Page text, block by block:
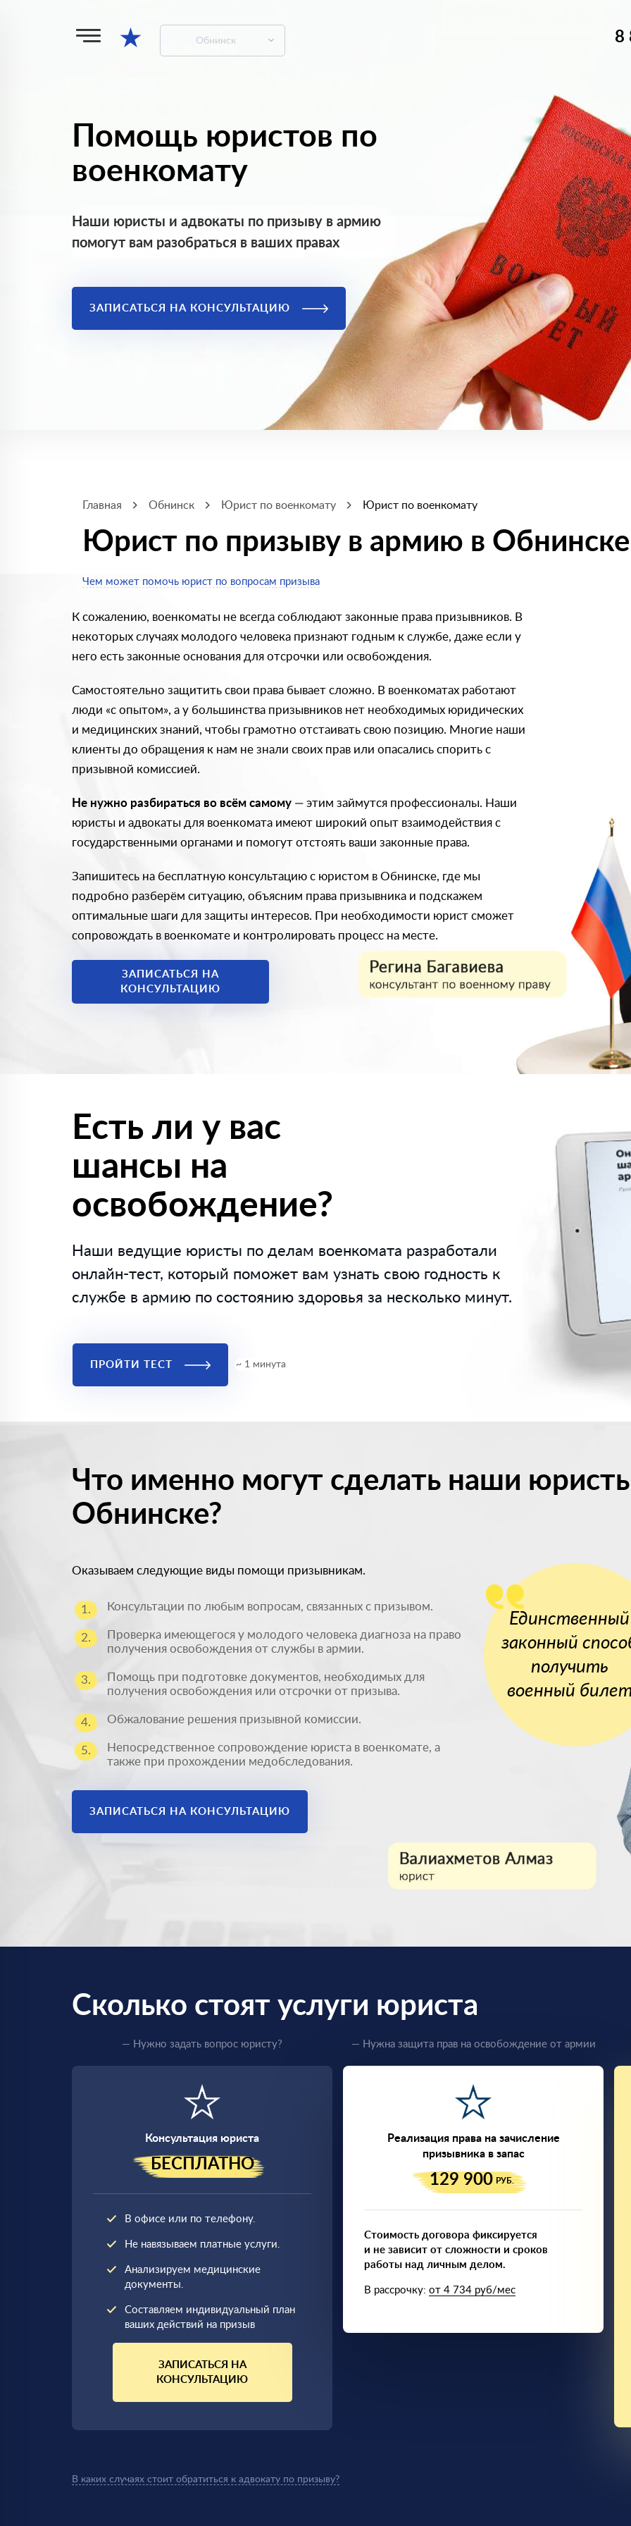
★ Обнинск 8
Помощь юристов по
военкомату
Наши юристы и адвокаты по призыву в армию
помогут вам разобраться в ваших правах
ЗАПИСАТЬСЯ НА КОНСУЛЬТАЦИЮ
Главная Обнинск Юрист по военкомату Юрист по военкомату
Юрист по призыву в армию в Обнинске
Чем может помочь юрист по вопросам призыва
К сожалению, военкоматы не всегда соблюдают законные права призывников. В
некоторых случаях молодого человека признают годным к службе, даже если у
него есть законные основания для отсрочки или освобождения.
Самостоятельно защитить свои права бывает сложно. В военкоматах работают
люди «с опытом», а у большинства призывников нет необходимых юридических
и медицинских знаний, чтобы грамотно отстаивать свою позицию. Многие наши
клиенты до обращения к нам не знали своих прав или опасались спорить с
призывной комиссией.
Не нужно разбираться во всём самому — этим займутся профессионалы. Наши
юристы и адвокаты для военкомата имеют широкий опыт взаимодействия с
государственными органами и помогут отстоять ваши законные права.
Запишитесь на бесплатную консультацию с юристом в Обнинске, где мы
подробно разберём ситуацию, объясним права призывника и подскажем
оптимальные шаги для защиты интересов. При необходимости юрист сможет
сопровождать в военкомате и контролировать процесс на месте.
ЗАПИСАТЬСЯ НА
КОНСУЛЬТАЦИЮ
Есть ли у вас
шансы на
освобождение?
Наши ведущие юристы по делам военкомата разработали
онлайн-тест, который поможет вам узнать свою годность к
службе в армию по состоянию здоровья за несколько минут.
ПРОЙТИ ТЕСТ ~ 1 минута
Что именно могут сделать наши
Обнинске?
Оказываем следующие виды помощи призывникам.
1. Консультации по любым вопросам, связанных с призывом.
2.
Проверка имеющегося у молодого человека диагноза на право
получения освобождения от службы в армии.
3.
Помощь при подготовке документов, необходимых для
получения освобождения или отсрочки от призыва.
4. Обжалование решения призывной комиссии.
5.
Непосредственное сопровождение юриста в военкомате, а
также при прохождении медобследования.
ЗАПИСАТЬСЯ НА КОНСУЛЬТАЦИЮ
Единственный
законный
получить
военный
Сколько стоят услуги юриста
— Нужно задать вопрос юристу?
Консультация юриста
БЕСПЛАТНО
В офисе или по телефону.
Не навязываем платные услуги.
Анализируем медицинские
документы.
Составляем индивидуальный план
ваших действий на призыв
ЗАПИСАТЬСЯ НА
КОНСУЛЬТАЦИЮ
— Нужна защита прав на освобождение от армии
Реализация права на зачисление
призывника в запас
129 900 РУБ.
Стоимость договора фиксируется
и не зависит от сложности и сроков
работы над личным делом.
В рассрочку: от 4 734 руб/мес
В каких случаях стоит обратиться к адвокату по призыву?